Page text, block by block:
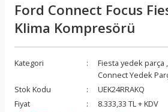
Ford Connect Focus
Klima Kompresörü
Kategori Fiesta yedek parça ,
Connect Yedek
Stok Kodu
UEK24RRAKQ
Fiyat
8.333,33 TL + KDV